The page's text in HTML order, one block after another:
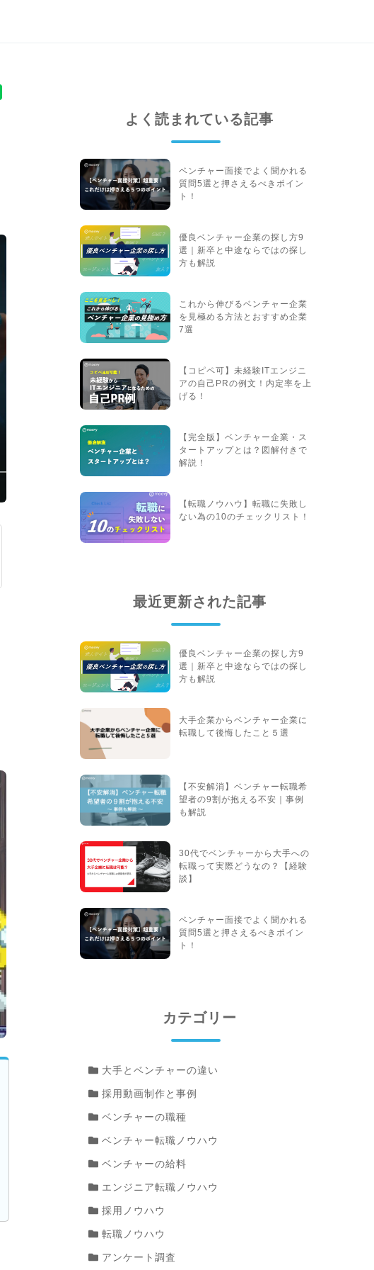
よく読まれている記事
ベンチャー面接でよく聞かれる
質問5選と押さえるべきポイン
ト！
優良ベンチャー企業の探し方9
選｜新卒と中途ならではの探し
方も解説
これから伸びるベンチャー企業
を見極める方法とおすすめ企業
7選
【コピペ可】未経験ITエンジニ
アの自己PRの例文！内定率を上
げる！
【完全版】ベンチャー企業・ス
タートアップとは？図解付きで
解説！
【転職ノウハウ】転職に失敗し
ない為の10のチェックリスト！
最近更新された記事
優良ベンチャー企業の探し方9
選｜新卒と中途ならではの探し
方も解説
大手企業からベンチャー企業に
転職して後悔したこと５選
【不安解消】ベンチャー転職希
望者の9割が抱える不安｜事例
も解説
30代でベンチャーから大手への
転職って実際どうなの？【経験
談】
ベンチャー面接でよく聞かれる
質問5選と押さえるべきポイン
ト！
カテゴリー
大手とベンチャーの違い
採用動画制作と事例
ベンチャーの職種
ベンチャー転職ノウハウ
ベンチャーの給料
エンジニア転職ノウハウ
採用ノウハウ
転職ノウハウ
アンケート調査